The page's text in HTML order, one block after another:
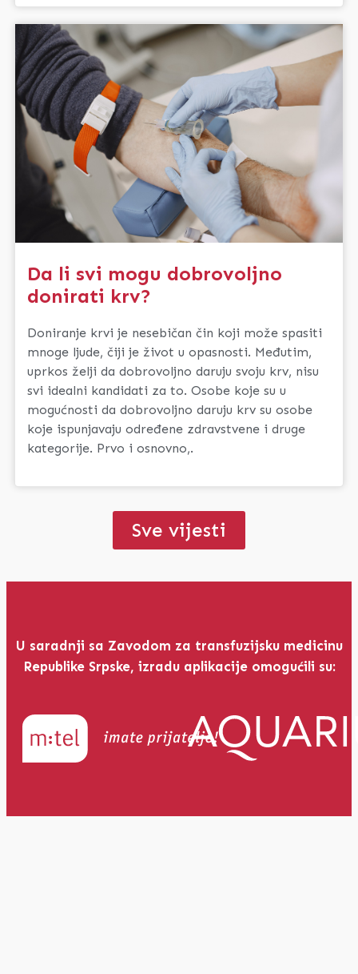
Da li svi mogu dobrovoljno
donirati krv?
Doniranje krvi je nesebičan čin koji može spasiti
mnoge ljude, čiji je život u opasnosti. Međutim,
uprkos želji da dobrovoljno daruju svoju krv, nisu
svi idealni kandidati za to. Osobe koje su u
mogućnosti da dobrovoljno daruju krv su osobe
koje ispunjavaju određene zdravstvene i druge
kategorije. Prvo i osnovno,.
Sve vijesti
U saradnji sa Zavodom za transfuzijsku medicinu
Republike Srpske, izradu aplikacije omogućili su: